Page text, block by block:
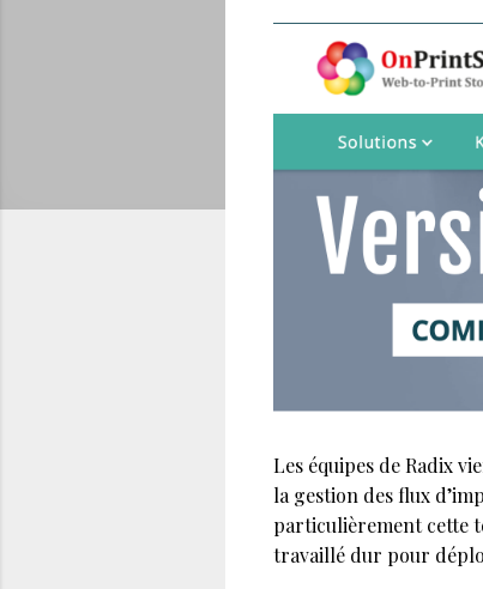
Les équipes de Radix
la gestion des flux
particulièrement cette
travaillé dur pour